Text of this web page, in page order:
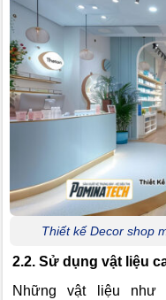
Thiết kế Decor shop
2.2. Sử dụng vật liệu
Những vật liệu